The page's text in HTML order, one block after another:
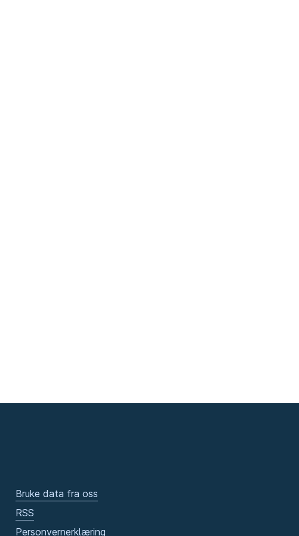
Bruke data fra oss
RSS
Personvernerklæring